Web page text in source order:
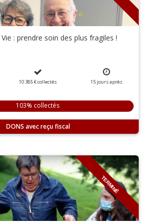
: prendre soin des plus fragiles !
10 385 €collectés 15joursaprès
103% collectés
DONS
TERMINÉ